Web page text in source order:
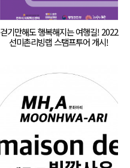
걷기만해도 행복해지는 여행길! 2022
선미촌리빙랩 스탬프투어 개시!